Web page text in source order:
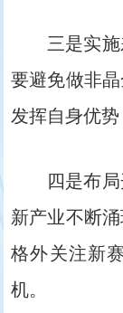
三是实
要避免做非
发挥自身优势
四是布
新产业不断
格外关注新
机。